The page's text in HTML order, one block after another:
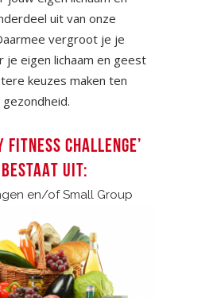
uit van onze
vergroot je je
je eigen lichaam en geest
keuzes maken ten
CHALLENGE’
UIT:
en/of Small Group